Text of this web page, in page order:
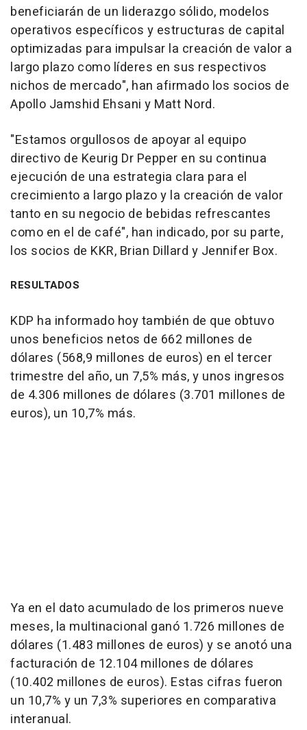
beneficiarán de un liderazgo sólido, modelos
operativos específicos y estructuras de capital
optimizadas para impulsar la creación de valor a
largo plazo como líderes en sus respectivos
nichos de mercado", han afirmado los socios de
Apollo Jamshid Ehsani y Matt Nord.
"Estamos orgullosos de apoyar al equipo
directivo de Keurig Dr Pepper en su continua
ejecución de una estrategia clara para el
crecimiento a largo plazo y la creación de valor
tanto en su negocio de bebidas refrescantes
como en el de café", han indicado, por su parte,
los socios de KKR, Brian Dillard y Jennifer Box.
RESULTADOS
KDP ha informado hoy también de que obtuvo
unos beneficios netos de 662 millones de
dólares (568,9 millones de euros) en el tercer
trimestre del año, un 7,5% más, y unos ingresos
de 4.306 millones de dólares (3.701 millones de
euros), un 10,7% más.
Ya en el dato acumulado de los primeros nueve
meses, la multinacional ganó 1.726 millones de
dólares (1.483 millones de euros) y se anotó una
facturación de 12.104 millones de dólares
(10.402 millones de euros). Estas cifras fueron
un 10,7% y un 7,3% superiores en comparativa
interanual.